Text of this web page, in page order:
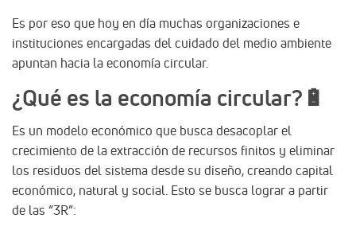
Es por eso que hoy en día muchas organizaciones e
instituciones encargadas del cuidado del medio ambiente
apuntan hacia la economía circular.
¿Qué es la economía circular?🔋
Es un modelo económico que busca desacoplar el
crecimiento de la extracción de recursos finitos y eliminar
los residuos del sistema desde su diseño, creando capital
económico, natural y social. Esto se busca lograr a partir
de las “3R”: